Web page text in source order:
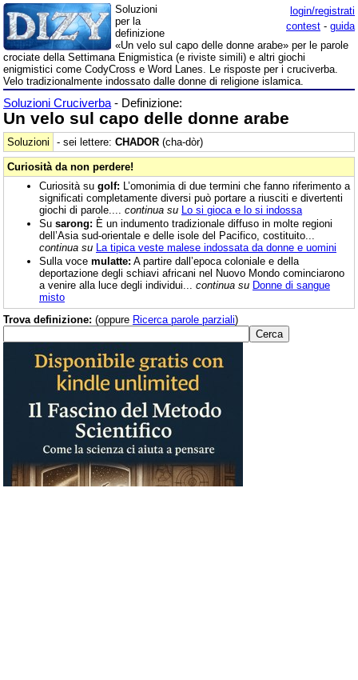
login/registrati
contest - guida
Soluzioni
per la
definizione
«Un velo sul capo delle donne arabe» per le parole
crociate della Settimana Enigmistica (e riviste simili) e altri giochi
enigmistici come CodyCross e Word Lanes. Le risposte per i cruciverba.
Velo tradizionalmente indossato dalle donne di religione islamica.
Soluzioni Cruciverba - Definizione:
Un velo sul capo delle donne arabe
Soluzioni - sei lettere: CHADOR (cha-dòr)
Curiosità da non perdere!
Curiosità su golf: L’omonimia di due termini che fanno riferimento a
significati completamente diversi può portare a riusciti e divertenti
giochi di parole.... continua su Lo si gioca e lo si indossa
Su sarong: È un indumento tradizionale diffuso in molte regioni
dell’Asia sud-orientale e delle isole del Pacifico, costituito...
continua su La tipica veste malese indossata da donne e uomini
Sulla voce mulatte: A partire dall’epoca coloniale e della
deportazione degli schiavi africani nel Nuovo Mondo cominciarono
a venire alla luce degli individui... continua su Donne di sangue
misto
Trova definizione: (oppure Ricerca parole parziali)